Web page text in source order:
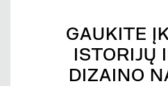
GAUKITE
ISTORIJŲ
DIZAINO